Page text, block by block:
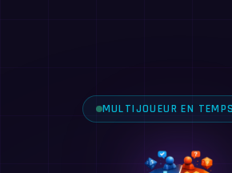
MULTIJOUEUR EN